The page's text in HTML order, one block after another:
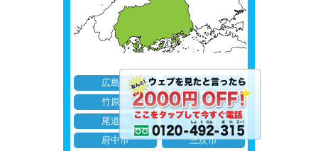
広島市
呉市
竹原市
三原市
尾道市
福山市
府中市
三次市